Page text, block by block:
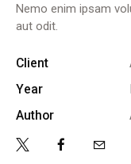
Nemo enim ipsam
aut odit.
Client
Year
Author